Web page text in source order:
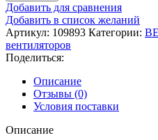
Добавить для сравнения
Добавить в список желаний
Артикул: 109893 Категории:
вентиляторов
Поделиться:
Описание
Отзывы (0)
Условия поставки
Описание